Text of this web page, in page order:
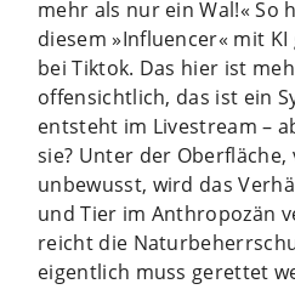
mehr als nur ein Wal!« So
diesem »Influencer« mit
bei Tiktok. Das hier ist
offensichtlich, das ist ein
entsteht im Livestream –
sie? Unter der Oberfläche,
unbewusst, wird das
und Tier im Anthropozän
reicht die
eigentlich muss gerettet